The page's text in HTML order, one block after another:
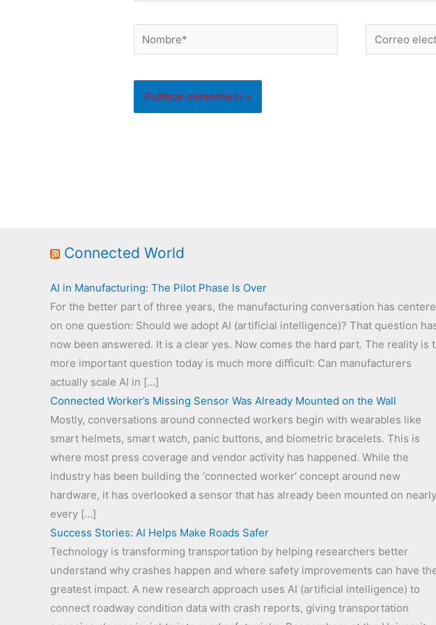
Nombre*
Correo
electrónico*
Connected World
AI in Manufacturing: The Pilot Phase Is Over
For the better part of three years, the manufacturing conversation has
on one question: Should we adopt AI (artificial intelligence)? That question
now been answered. It is a clear yes. Now comes the hard part. The reality is
more important question today is much more difficult: Can manufacturers
actually scale AI in […]
Connected Worker’s Missing Sensor Was Already Mounted on the Wall
Mostly, conversations around connected workers begin with wearables like
smart helmets, smart watch, panic buttons, and biometric bracelets. This is
where most press coverage and vendor activity has happened. While the
industry has been building the ‘connected worker’ concept around new
hardware, it has overlooked a sensor that has already been mounted on nearly
every […]
Success Stories: AI Helps Make Roads Safer
Technology is transforming transportation by helping researchers better
understand why crashes happen and where safety improvements can have
greatest impact. A new research approach uses AI (artificial intelligence) to
connect roadway condition data with crash reports, giving transportation